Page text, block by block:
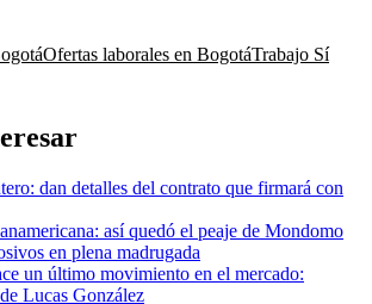
Ofertas laborales en BogotáTrabajo Sí
dan detalles del contrato que firmará con
así quedó el peaje de Mondomo
en plena madrugada
un último movimiento en el mercado:
Lucas González